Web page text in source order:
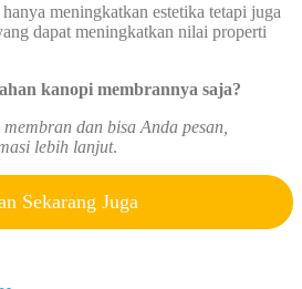
meningkatkan estetika tetapi juga
dapat meningkatkan nilai properti
kanopi membrannya saja?
dan bisa Anda pesan,
lebih lanjut.
Sekarang Juga